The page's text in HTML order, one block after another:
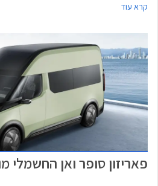
והתפעול. מבחינת היבואנית, הדגם מתחרה גם
שכדאי לבדוק אך גם בעלי עסקים אחרים
יוכלו למצוא כאן יתרונות כלכליים. הדגם
התחלתי של 184,990 ₪ כולל מע"מ.
קרא עוד
פאריזון סופר ואן החשמלי